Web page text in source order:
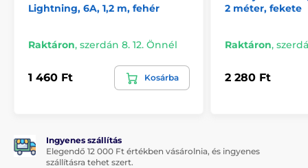
Lightning, 6A, 1,2 m, fehér
Raktáron, szerdán 8. 12. Önnél
1 460 Ft Kosárba
2 méter, fekete
Raktáron,
2 280 Ft
Ingyenes szállítás
Elegendő 12 000 Ft értékben vásárolnia, és ingyenes
szállításra tehet szert.